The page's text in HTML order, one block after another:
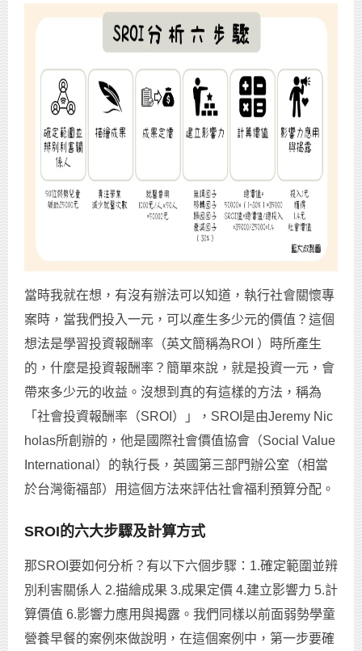
當時我就在想，有沒有辦法可以知道，執行社會關懷專
案時，當我們投入一元，可以產生多少元的價值？這個
想法是學習投資報酬率（英文簡稱為ROI ）時所產生
的，什麼是投資報酬率？簡單來說，就是投資一元，會
帶來多少元的收益。沒想到真的有這樣的方法，稱為
「社會投資報酬率（SROI）」，SROI是由Jeremy Nic
holas所創辦的，他是國際社會價值協會（Social Value
International）的執行長，英國第三部門辦公室（相當
於台灣衛福部）用這個方法來評估社會福利預算分配。
SROI的六大步驟及計算方式
那SROI要如何分析？有以下六個步驟：1.確定範圍並辨
別利害關係人 2.描繪成果 3.成果定價 4.建立影響力 5.計
算價值 6.影響力應用與揭露。我們同樣以前面弱勢學童
營養早餐的案例來做說明，在這個案例中，第一步要確